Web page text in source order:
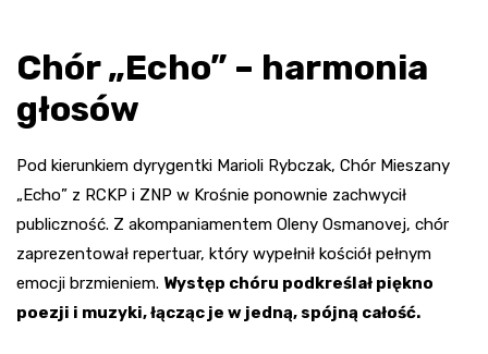
Chór „Echo” – harmonia
głosów
Pod kierunkiem dyrygentki Marioli Rybczak, Chór Mieszany
„Echo” z RCKP i ZNP w Krośnie ponownie zachwycił
publiczność. Z akompaniamentem Oleny Osmanovej, chór
zaprezentował repertuar, który wypełnił kościół pełnym
emocji brzmieniem. Występ chóru podkreślał piękno
poezji i muzyki, łącząc je w jedną, spójną całość.